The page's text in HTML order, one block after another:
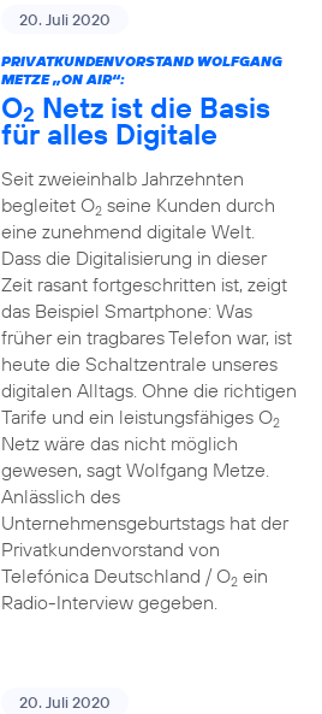
20. Juli 2020
PRIVATKUNDENVORSTAND WOLFGANG
METZE „ON AIR“:
O2 Netz ist die Basis
für alles Digitale
Seit zweieinhalb Jahrzehnten
begleitet O2seine Kunden durch
eine zunehmend digitale Welt.
Dass die Digitalisierung in dieser
Zeit rasant fortgeschritten ist, zeigt
das Beispiel Smartphone: Was
früher ein tragbares Telefon war, ist
heute die Schaltzentrale unseres
digitalen Alltags. Ohne die richtigen
Tarife und ein leistungsfähiges O2
Netz wäre das nicht möglich
gewesen, sagt Wolfgang Metze.
Anlässlich des
Unternehmensgeburtstags hat der
Privatkundenvorstand von
Telefónica Deutschland / O2ein
Radio-Interview gegeben.
20. Juli 2020